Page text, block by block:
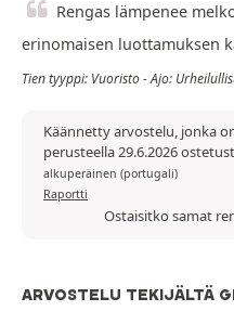
Rengas lämpenee
erinomaisen luottamuksen
Tien tyyppi: Vuoristo - Ajo:
Käännetty arvostelu, jonka
perusteella 29.6.2026
alkuperäinen (portugali)
Raportti
Ostaisitko samat
ARVOSTELU TEKIJÄLTÄ